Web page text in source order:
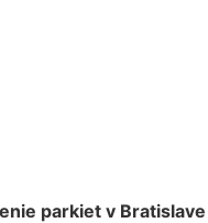
parkiet v Bratislave